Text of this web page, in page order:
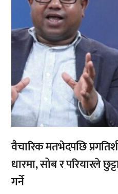
वैचारिक मतभेदपछि
धारमा, सोब र परियारले
गर्ने